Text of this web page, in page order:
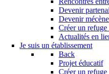
Devenir
Devenir mécène
Créer un
Actualités en
Je suis un établissement
Back
Projet éducatif
Créer un